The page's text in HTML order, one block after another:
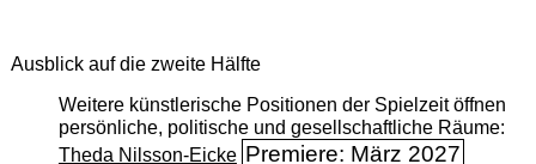
Ausblick auf die zweite Hälfte
Weitere künstlerische Positionen der Spielzeit öffnen
persönliche, politische und gesellschaftliche Räume:
Theda Nilsson-Eicke Premiere: März 2027